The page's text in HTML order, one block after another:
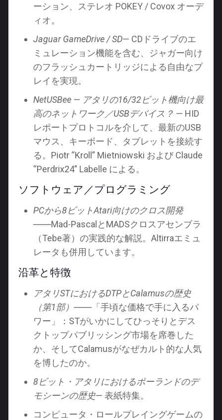
ーション、ステレオ POKEY / Covox オーデ
ィオ。
Jaguar GameDrive / SD— CDドライブのエ
ミュレーション機能を含む、ジャガー向け
のフラッシュカートリッジによる自由なプ
レイを実現。
NetUSBee — アタリの16/32ビット機向け最
高のネットワーク／USBデバイス？ — HID
レポートプロトコルを介して、最新のUSB
マウス、キーボード、タブレットを接続す
る。Piotr “Kroll” Mietniowski および Claude
“Perdrix24” Labelle による。
ソフトウェア／プログラミング
PCから8ビットAtari向けのクロス開発
――Mad-PascalとMADSクロスアセンブラ
（Tebe著）の実践的な解説。Altirraエミュ
レータも併用しています。
沿革と特徴
アタリSTにおけるDTPとCalamusの歴史
（第1部） ――「手頃な価格で手に入るパ
ワー」：STがいかにしてひっそりとデス
クトップパブリッシング市場を席巻した
か、そしてCalamusがなぜカルト的な人気
を博したのか。
8ビット・アタリにおけるポーランドのデ
モシーンの歴史— 表紙特集。
コンピュータ・ロールプレイングゲームの